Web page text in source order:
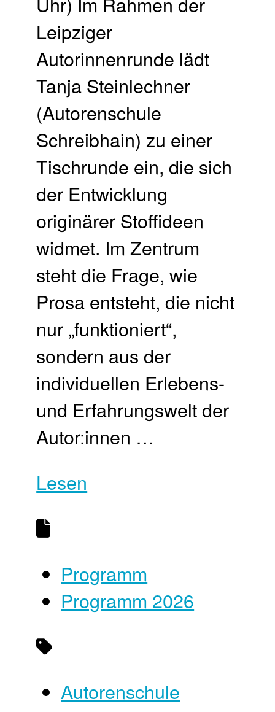
Leipziger
Autorinnenrunde lädt
Tanja Steinlechner
(Autorenschule
Schreibhain) zu einer
Tischrunde ein, die sich
der Entwicklung
originärer Stoffideen
widmet. Im Zentrum
steht die Frage, wie
Prosa entsteht, die nicht
nur „funktioniert“,
sondern aus der
individuellen Erlebens-
und Erfahrungswelt der
Autor:innen …
Lesen
Programm
Programm 2026
Autorenschule